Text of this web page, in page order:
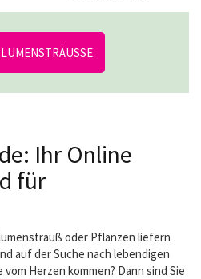
Ihr Online
für
oder Pflanzen liefern
auf der Suche nach lebendigen
Herzen kommen? Dann sind Sie